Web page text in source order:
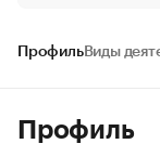
ПрофильВиды
Профиль